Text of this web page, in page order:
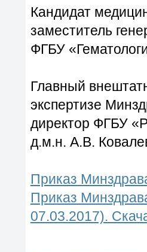
Кандидат
заместитель
ФГБУ
Главный
экспертизе
директор ФГБУ
д.м.н. А.В.
Приказ
Приказ
07.03.2017).